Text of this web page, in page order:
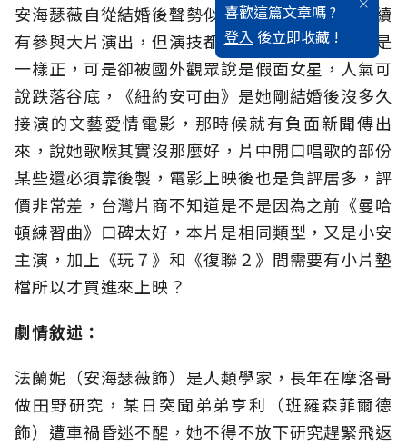
喜歡這篇文章嗎 ?
登入 後立即收藏 !
安海瑟薇自從結婚後聲勢似乎大不如前，雖然持續
有參與大片演出，但演技都受到不少批評，她還是
一樣正，可是卻被國外觀眾說是假面女星，人氣可
說跌落谷底，《紐約安可曲》是她剛結婚後沒多久
接演的文藝愛情電影，那時候就有負面新聞傳出
來，說她歌喉其實沒那麼好，片中開口唱歌的部份
某些還必須靠後製，電影上映後也是負評居多，評
價非常差，台灣片商不知道是不是因為之前《曼哈
頓練習曲》口碑太好，本片是相同類型，又是小安
主演，加上《玩７》和《復聯２》間需要有小片墊
檔所以才買進來上映？
劇情敘述：
法蘭妮（安海瑟薇飾）是人類學家，長年在摩洛哥
做田野研究，某日突聞弟弟亨利（班羅森菲爾德
飾）遭車禍昏迷不醒，她不得不放下研究趕緊飛返